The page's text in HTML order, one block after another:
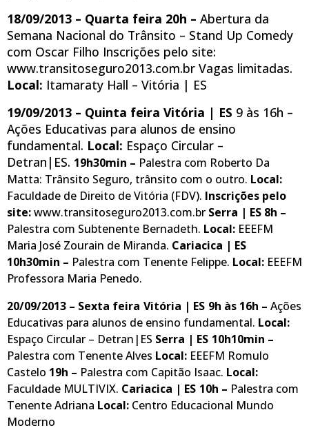
18/09/2013 – Quarta feira 20h – Abertura da
Semana Nacional do Trânsito – Stand Up Comedy
com Oscar Filho Inscrições pelo site:
www.transitoseguro2013.com.br Vagas limitadas.
Local: Itamaraty Hall – Vitória | ES
19/09/2013 – Quinta feira Vitória | ES 9 às 16h –
Ações Educativas para alunos de ensino
fundamental. Local: Espaço Circular –
Detran|ES. 19h30min – Palestra com Roberto Da
Matta: Trânsito Seguro, trânsito com o outro. Local:
Faculdade de Direito de Vitória (FDV). Inscrições pelo
site:www.transitoseguro2013.com.br Serra | ES 8h –
Palestra com Subtenente Bernadeth. Local: EEEFM
Maria José Zourain de Miranda. Cariacica | ES
10h30min – Palestra com Tenente Felippe. Local: EEEFM
Professora Maria Penedo.
20/09/2013 – Sexta feira Vitória | ES 9h às 16h – Ações
Educativas para alunos de ensino fundamental. Local:
Espaço Circular – Detran|ES Serra | ES 10h10min –
Palestra com Tenente Alves Local: EEEFM Romulo
Castelo 19h – Palestra com Capitão Isaac. Local:
Faculdade MULTIVIX. Cariacica | ES 10h – Palestra com
Tenente Adriana Local: Centro Educacional Mundo
Moderno